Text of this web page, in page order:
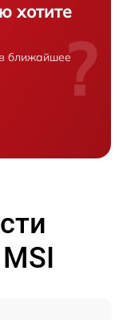
хотите
ближайшее?